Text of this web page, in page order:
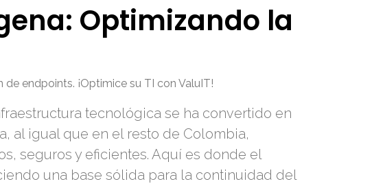
Optimizando la
endpoints. ¡Optimice su TI con ValuIT!
tecnológica se ha convertido en
al igual que en el resto de Colombia,
seguros y eficientes. Aquí es donde el
una base sólida para la continuidad del